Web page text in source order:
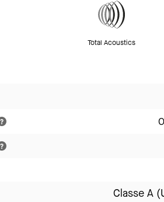
Total Acoustics
Classe A